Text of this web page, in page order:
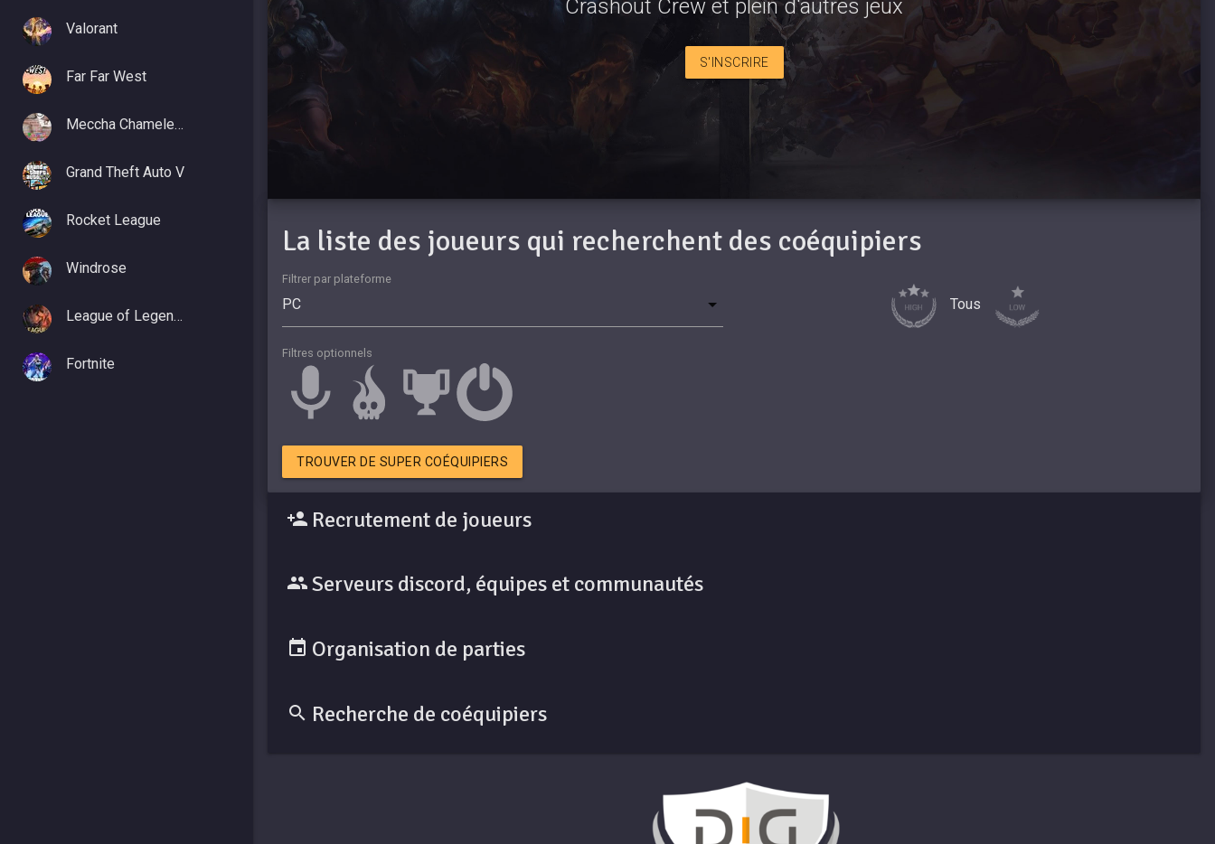
Valorant
Far Far West
Meccha Chameleon
Grand Theft Auto V
Rocket League
Windrose
League of Legends
Fortnite
Crashout Crew et plein d'autres jeux
S'INSCRIRE
La liste des joueurs qui recherchent des coéquipiers
Filtrer par plateforme
Filtres optionnels
Tous
TROUVER DE SUPER COÉQUIPIERS
Recrutement de joueurs
Serveurs discord, équipes et communautés
Organisation de parties
Recherche de coéquipiers